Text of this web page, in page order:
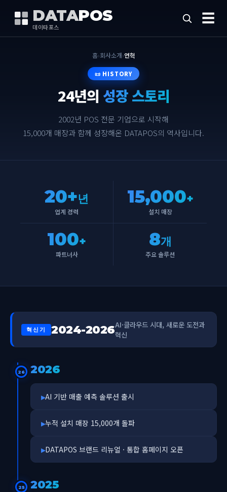
DATAPOS
데이타포스
☰
홈›회사소개›연혁
📜 HISTORY
24년의 성장 스토리
2002년 POS 전문 기업으로 시작해
15,000개 매장과 함께 성장해온 DATAPOS의 역사입니다.
20+년
업계 경력
15,000+
설치 매장
100+
파트너사
8개
주요 솔루션
혁신기 2024-2026AI·클라우드 시대, 새로운 도전과
혁신
26 2026
AI 기반 매출 예측 솔루션 출시
누적 설치 매장 15,000개 돌파
DATAPOS 브랜드 리뉴얼 · 통합 홈페이지 오픈
25 2025